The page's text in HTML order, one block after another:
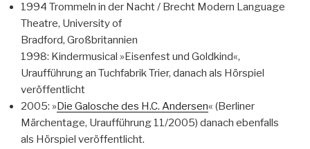
1994 Trommeln in der Nacht / Brecht Modern Language
Theatre, University of
Bradford, Großbritannien
1998: Kindermusical »Eisenfest und Goldkind«,
Uraufführung an Tuchfabrik Trier, danach als Hörspiel
veröffentlicht
2005: »Die Galosche des H.C. Andersen« (Berliner
Märchentage, Uraufführung 11/2005) danach ebenfalls
als Hörspiel veröffentlicht.